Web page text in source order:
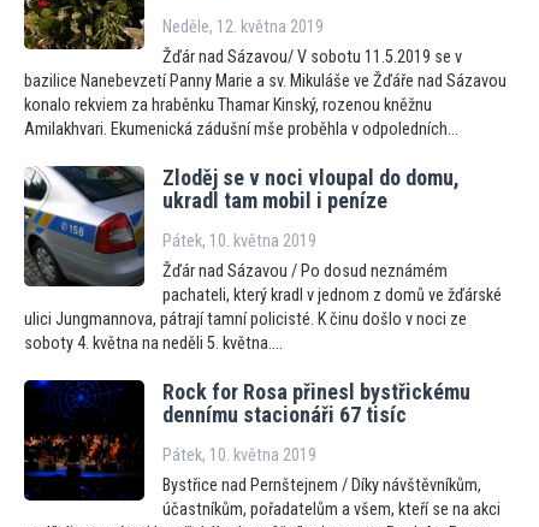
Neděle, 12. května 2019
Žďár nad Sázavou/ V sobotu 11.5.2019 se v
bazilice Nanebevzetí Panny Marie a sv. Mikuláše ve Žďáře nad Sázavou
konalo rekviem za hraběnku Thamar Kinský, rozenou kněžnu
Amilakhvari. Ekumenická zádušní mše proběhla v odpoledních...
Zloděj se v noci vloupal do domu,
ukradl tam mobil i peníze
Pátek, 10. května 2019
Žďár nad Sázavou / Po dosud neznámém
pachateli, který kradl v jednom z domů ve žďárské
ulici Jungmannova, pátrají tamní policisté. K činu došlo v noci ze
soboty 4. května na neděli 5. května....
Rock for Rosa přinesl bystřickému
dennímu stacionáři 67 tisíc
Pátek, 10. května 2019
Bystřice nad Pernštejnem / Díky návštěvníkům,
účastníkům, pořadatelům a všem, kteří se na akci